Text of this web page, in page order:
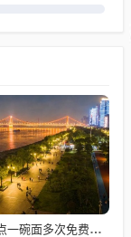
3女子带4孩点一碗面多次免费续面